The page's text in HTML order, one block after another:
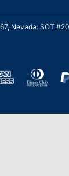
Nevada: SOT